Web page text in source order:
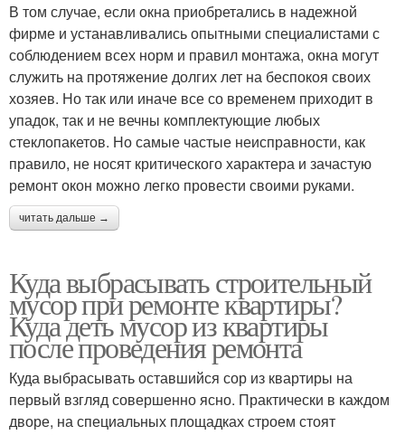
В том случае, если окна приобретались в надежной
фирме и устанавливались опытными специалистами с
соблюдением всех норм и правил монтажа, окна могут
служить на протяжение долгих лет на беспокоя своих
хозяев. Но так или иначе все со временем приходит в
упадок, так и не вечны комплектующие любых
стеклопакетов. Но самые частые неисправности, как
правило, не носят критического характера и зачастую
ремонт окон можно легко провести своими руками.
читать дальше →
Куда выбрасывать строительный
мусор при ремонте квартиры?
Куда деть мусор из квартиры
после проведения ремонта
Куда выбрасывать оставшийся сор из квартиры на
первый взгляд совершенно ясно. Практически в каждом
дворе, на специальных площадках строем стоят